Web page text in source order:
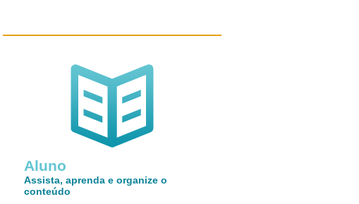
Aluno
Assista, aprenda e organize o
conteúdo